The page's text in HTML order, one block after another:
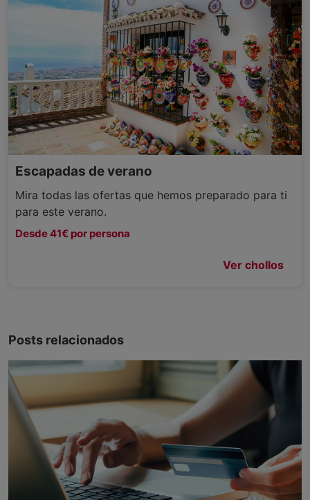
Escapadas de verano
Mira todas las ofertas que hemos preparado para ti
para este verano.
Desde 41€ por persona
Ver chollos
Posts relacionados